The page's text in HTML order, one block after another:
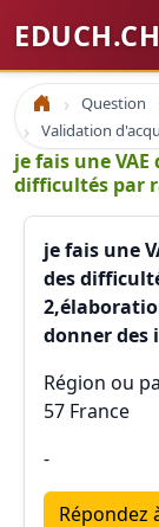
EDUCH.CH
Accueil Question
je fais une
difficultés par
je fais une
des
donner des
Région ou
57 France
-
Répondez